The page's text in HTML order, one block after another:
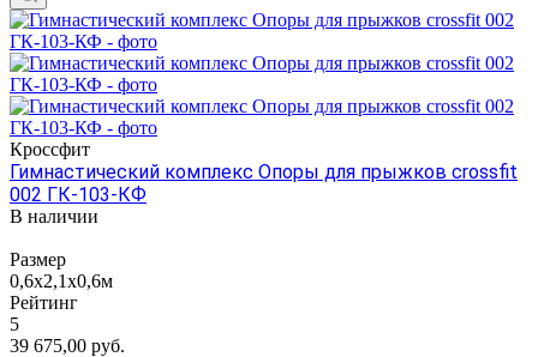
Кроссфит
Гимнастический комплекс Опоры для прыжков crossfit
002 ГК-103-КФ
В наличии
Размер
0,6х2,1х0,6м
Рейтинг
5
39 675,00 руб.